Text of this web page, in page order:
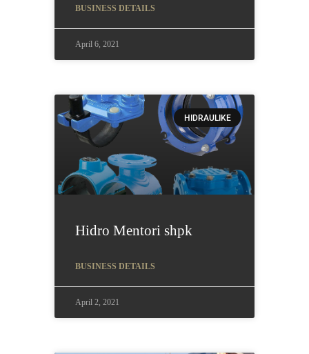
BUSINESS DETAILS
April 6, 2021
HIDRAULIKE
Hidro Mentori shpk
BUSINESS DETAILS
April 2, 2021